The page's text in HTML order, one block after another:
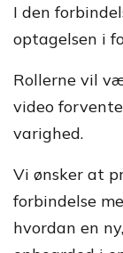
I den
optagelsen i
Rollerne vil
video
varighed.
Vi ønsker at
forbindelse
hvordan en